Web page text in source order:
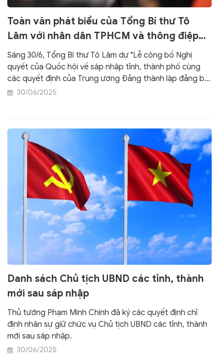
Toàn văn phát biểu của Tổng Bí thư Tô
Lâm với nhân dân TPHCM và thông điệp
gửi nhân dân cả nước
Sáng 30/6, Tổng Bí thư Tô Lâm dự "Lễ công bố Nghị
quyết của Quốc hội về sáp nhập tỉnh, thành phố cùng
các quyết định của Trung ương Đảng thành lập đảng bộ
tỉnh và nhân sự lãnh đạo địa phương" tại TPHCM và có
đồng chí Tổng Bí thư.
30/06/2025
Danh sách Chủ tịch UBND các tỉnh, thành
mới sau sáp nhập
Thủ tướng Phạm Minh Chính đã ký các quyết định chỉ
định nhân sự giữ chức vụ Chủ tịch UBND các tỉnh, thành
mới sau sáp nhập.
30/06/2025